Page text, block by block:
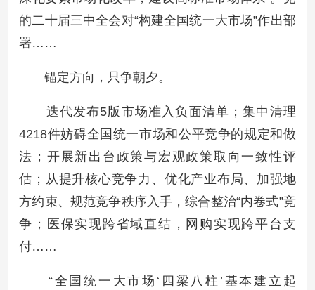
的二十届三中全会对“构建全国统一大市场”作出部
署……
锚定方向，只争朝夕。
迭代发布5版市场准入负面清单；集中清理
4218件妨碍全国统一市场和公平竞争的规定和做
法；开展新出台政策与宏观政策取向一致性评
估；从提升核心竞争力、优化产业布局、加强地
方约束、规范竞争秩序入手，综合整治“内卷式”竞
争；医保实现跨省域直结，网购实现跨平台支
付……
“全国统一大市场‘四梁八柱’基本建立起